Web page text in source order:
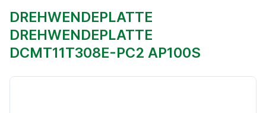
DREHWENDEPLATTE
DREHWENDEPLATTE
DCMT11T308E-PC2 AP100S